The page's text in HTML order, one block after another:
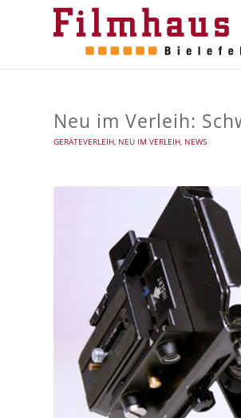
Neu im Verleih:
GERÄTEVERLEIH, NEU IM VERLEIH, NEWS